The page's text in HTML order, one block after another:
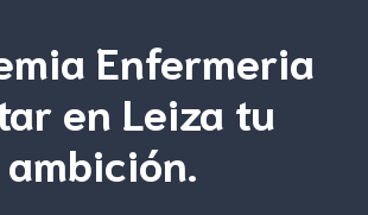
Enfermeria
en Leiza tu
ambición.